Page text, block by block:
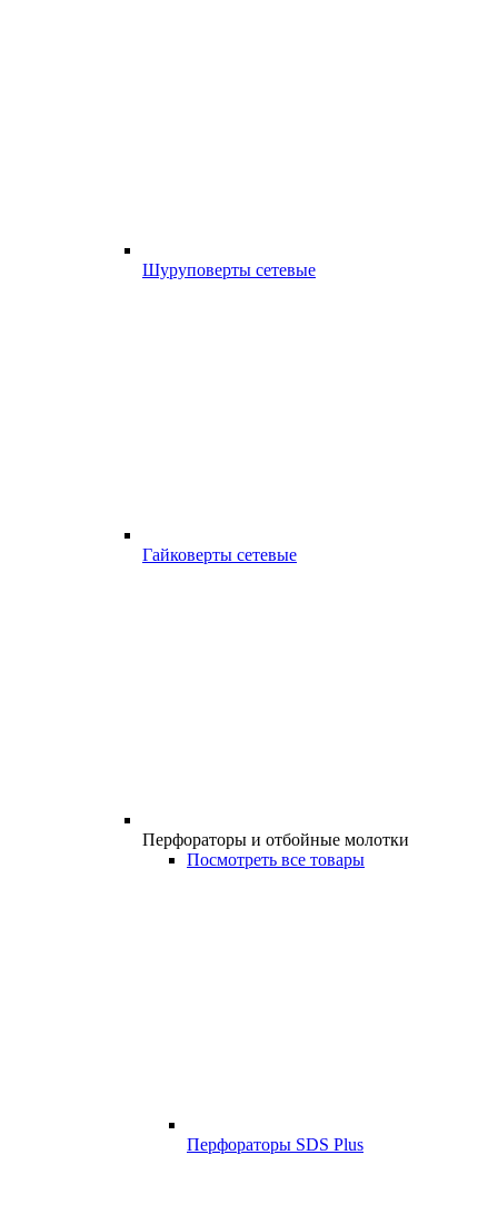
Шуруповерты сетевые
Гайковерты сетевые
Перфораторы и отбойные молотки
Посмотреть все товары
Перфораторы SDS Plus